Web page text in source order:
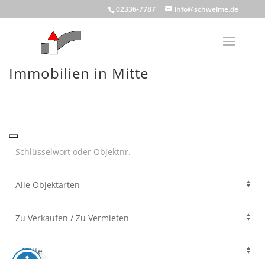
to
02336-7787 info@schwelme.de
Immobilien in Mitte